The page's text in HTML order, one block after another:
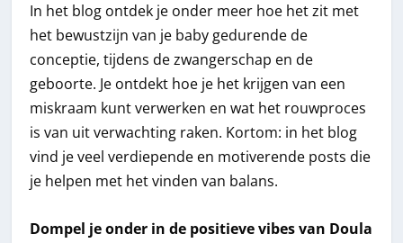
In het blog ontdek je onder meer hoe het zit met
het bewustzijn van je baby gedurende de
conceptie, tijdens de zwangerschap en de
geboorte. Je ontdekt hoe je het krijgen van een
miskraam kunt verwerken en wat het rouwproces
is van uit verwachting raken. Kortom: in het blog
vind je veel verdiepende en motiverende posts die
je helpen met het vinden van balans.
Dompel je onder in de positieve vibes van Doula